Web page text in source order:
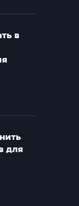
в
для